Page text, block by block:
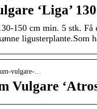
‘Liga’
150 cm min. 5 stk.
vulgare-…
Vulgare